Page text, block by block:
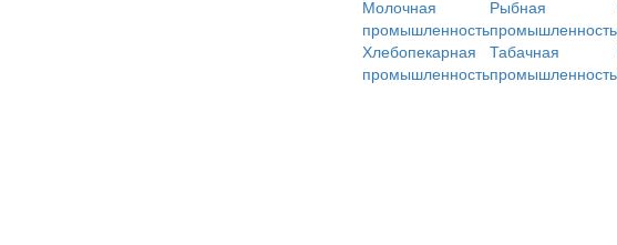
Молочная
промышленность
Рыбная
промышленность
Хлебопекарная
промышленность
Табачная
промышленность